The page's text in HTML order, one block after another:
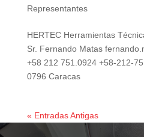
Representantes
HERTEC Herramientas
Sr. Fernando Matas
+58 212 751.0924 +58-212-
0796 Caracas
« Entradas Antigas